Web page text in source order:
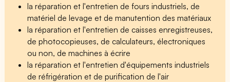
la réparation et l'entretien de fours industriels, de
matériel de levage et de manutention des matériaux
la réparation et l'entretien de caisses enregistreuses,
de photocopieuses, de calculateurs, électroniques
ou non, de machines à écrire
la réparation et l'entretien d'équipements industriels
de réfrigération et de purification de l'air